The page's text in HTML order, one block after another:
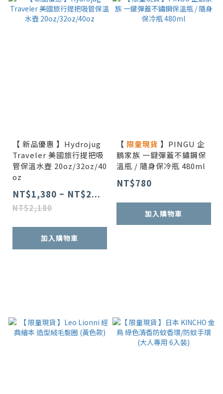
【 新品優惠 】Hydrojug
Traveler 美國旅行提把吸
管保溫水壺 20oz/32oz/40
oz
NT$1,380 ~ NT$2...
NT$2,180
加入購物車
【 限量現貨 】PINGU 企
鵝家族 一鍵彈蓋不鏽鋼保
溫瓶 / 隨身保冷瓶 480ml
NT$780
加入購物車